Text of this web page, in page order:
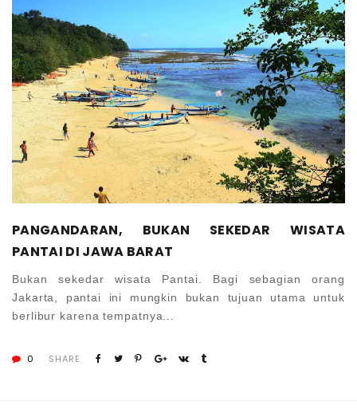
PANGANDARAN, BUKAN SEKEDAR WISATA
PANTAI DI JAWA BARAT
Bukan sekedar wisata Pantai. Bagi sebagian orang
Jakarta, pantai ini mungkin bukan tujuan utama untuk
berlibur karena tempatnya...
0 SHARE